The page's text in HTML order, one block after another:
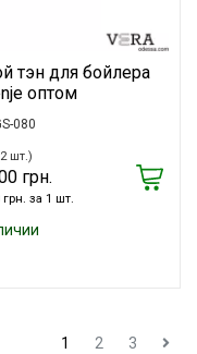
тэн для бойлера
оптом
080
шт.)
грн.
грн. за 1 шт.
1 2 3